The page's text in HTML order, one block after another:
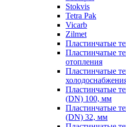
Stokvis
Tetra Pak
Vicarb
Zilmet
Пластинчатые
Пластинчатые
отопления
Пластинчатые
Пластинчатые
(DN) 100, мм
Пластинчатые
(DN) 32, мм